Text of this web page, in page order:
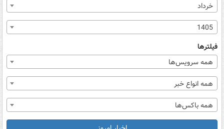
خرداد
1405
فیلترها
همه سرویس‌ها
همه انواع خبر
همه باکس‌ها